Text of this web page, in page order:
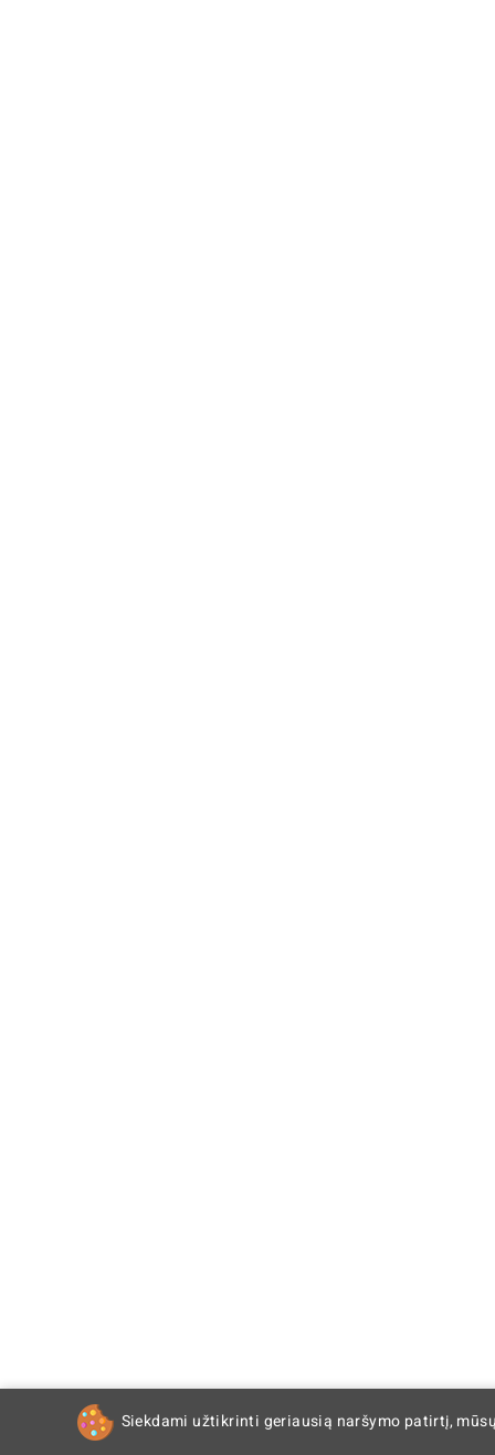
Siekdami užtikrinti geriausią naršymo patirtį,